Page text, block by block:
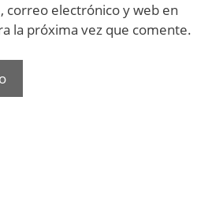
correo electrónico y web en
la próxima vez que comente.